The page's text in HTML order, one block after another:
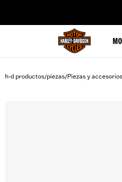
h-d productos/piezas/Piezas y